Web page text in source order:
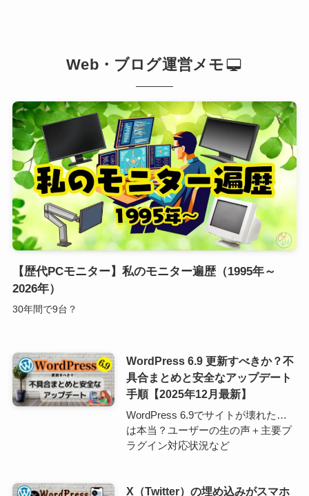
Web・ブログ運営メモ
【歴代PCモニター】私のモニター遍歴（1995年～
2026年）
30年間で9台？
WordPress 6.9 更新すべきか？不
具合まとめと安全なアップデート
手順【2025年12月最新】
WordPress 6.9でサイトが壊れた…
は本当？ユーザーの生の声＋主要プ
ラグイン対応状況など
X（Twitter）の埋め込みがスマホ